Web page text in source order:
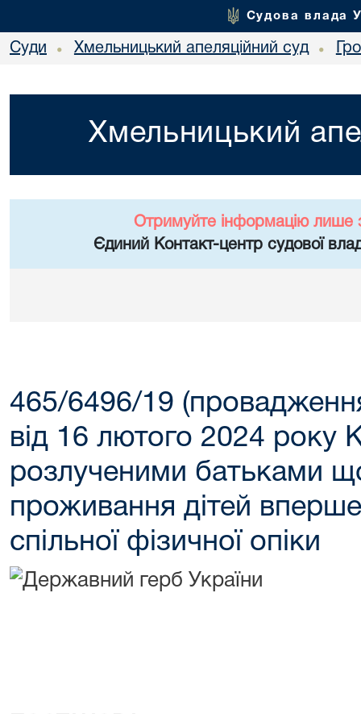
Судова влада
Суди • Хмельницький апеляційний суд •
Хмельницький
Отримуйте інформацію лише
Єдиний Контакт-центр судової
465/6496/19
від 16 лютого 2024 року
розлученими батьками
проживання дітей
спільної фізичної опіки